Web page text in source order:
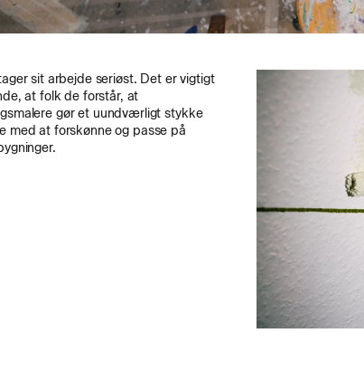
sit arbejde seriøst. Det er vigtigt
at folk de forstår, at
gør et uundværligt stykke
med at forskønne og passe på